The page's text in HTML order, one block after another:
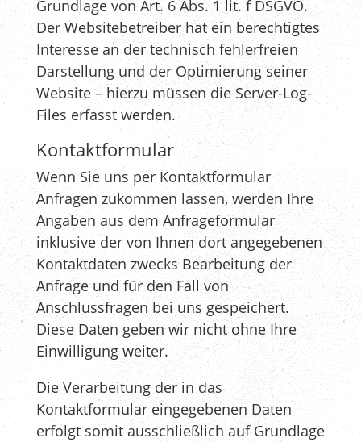
Grundlage von Art. 6 Abs. 1 lit. f DSGVO.
Der Websitebetreiber hat ein berechtigtes
Interesse an der technisch fehlerfreien
Darstellung und der Optimierung seiner
Website – hierzu müssen die Server-Log-
Files erfasst werden.
Kontaktformular
Wenn Sie uns per Kontaktformular
Anfragen zukommen lassen, werden Ihre
Angaben aus dem Anfrageformular
inklusive der von Ihnen dort angegebenen
Kontaktdaten zwecks Bearbeitung der
Anfrage und für den Fall von
Anschlussfragen bei uns gespeichert.
Diese Daten geben wir nicht ohne Ihre
Einwilligung weiter.
Die Verarbeitung der in das
Kontaktformular eingegebenen Daten
erfolgt somit ausschließlich auf Grundlage